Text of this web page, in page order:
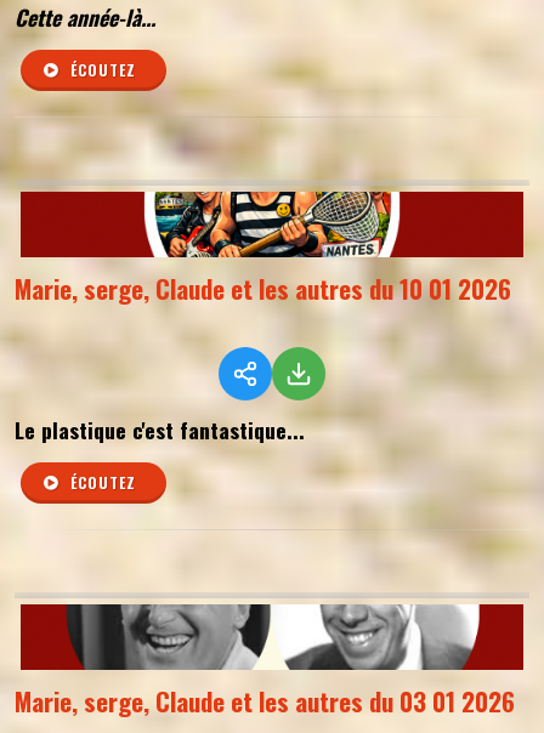
Cette année-là...
ÉCOUTEZ
Marie, serge, Claude et les autres du 10 01 2026
Le plastique c'est fantastique...
ÉCOUTEZ
Marie, serge, Claude et les autres du 03 01 2026